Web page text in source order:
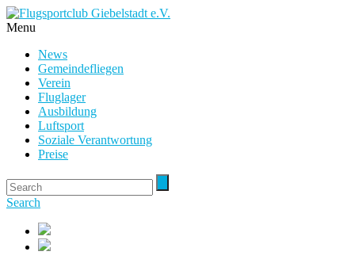
Menu
News
Gemeindefliegen
Verein
Fluglager
Ausbildung
Luftsport
Soziale Verantwortung
Preise
Search